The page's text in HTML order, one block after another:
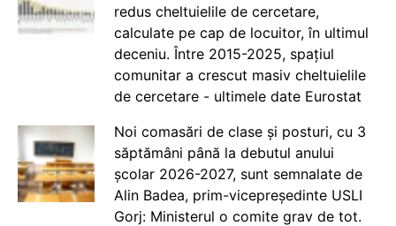
redus cheltuielile de cercetare,
calculate pe cap de locuitor, în ultimul
deceniu. Între 2015-2025, spațiul
comunitar a crescut masiv cheltuielile
de cercetare - ultimele date Eurostat
Noi comasări de clase și posturi, cu 3
săptămâni până la debutul anului
școlar 2026-2027, sunt semnalate de
Alin Badea, prim-vicepreședinte USLI
Gorj: Ministerul o comite grav de tot.